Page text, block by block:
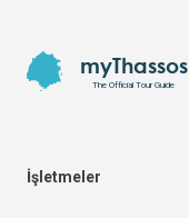
myThassos
The Official Tour Guide
İşletmeler